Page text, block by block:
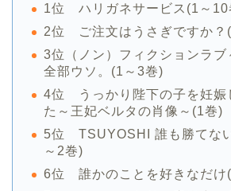
1位 ハリガネサービス(1～10
2位 ご注文はうさぎですか？
3位（ノン）フィクションラブ
全部ウソ。(1～3巻)
4位 うっかり陛下の子を妊娠
た～王妃ベルタの肖像～(1巻)
5位 TSUYOSHI 誰も勝てな
～2巻)
6位 誰かのことを好きなだけ